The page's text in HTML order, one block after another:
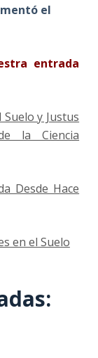
el
entrada
y Justus
la Ciencia
Desde Hace
en el Suelo